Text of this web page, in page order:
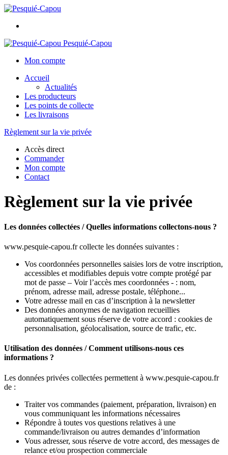
Pesquié-Capou
Mon compte
Accueil
Actualités
Les producteurs
Les points de collecte
Les livraisons
Règlement sur la vie privée
Accès direct
Commander
Mon compte
Contact
Règlement sur la vie privée
Les données collectées / Quelles informations collectons-nous ?
www.pesquie-capou.fr collecte les données suivantes :
Vos coordonnées personnelles saisies lors de votre inscription,
accessibles et modifiables depuis votre compte protégé par
mot de passe – Voir l’accès mes coordonnées - : nom,
prénom, adresse mail, adresse postale, téléphone...
Votre adresse mail en cas d’inscription à la newsletter
Des données anonymes de navigation recueillies
automatiquement sous réserve de votre accord : cookies de
personnalisation, géolocalisation, source de trafic, etc.
Utilisation des données / Comment utilisons-nous ces
informations ?
Les données privées collectées permettent à www.pesquie-capou.fr
de :
Traiter vos commandes (paiement, préparation, livraison) en
vous communiquant les informations nécessaires
Répondre à toutes vos questions relatives à une
commande/livraison ou autres demandes d’information
Vous adresser, sous réserve de votre accord, des messages de
relance et/ou prospection commerciale